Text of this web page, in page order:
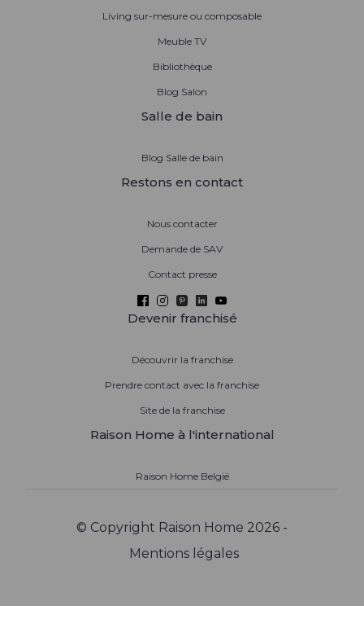
Living sur-mesure ou composable
Meuble TV
Bibliothèque
Blog Salon
Salle de bain
Blog Salle de bain
Restons en contact
Nous contacter
Demande de SAV
Contact presse
Devenir franchisé
Découvrir la franchise
Prendre contact avec la franchise
Site de la franchise
Raison Home à l'international
Raison Home België
© Copyright Raison Home 2026 -
Mentions légales